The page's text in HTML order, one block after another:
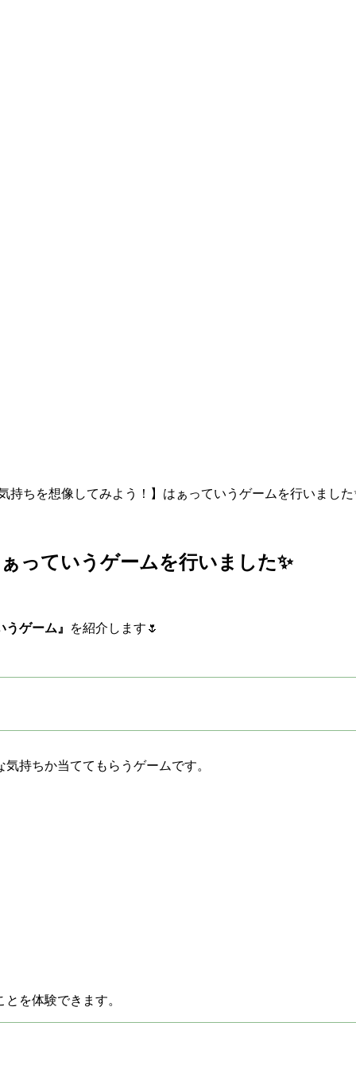
持ちを想像してみよう！】はぁっていうゲームを行いました
っていうゲームを行いました✨️
ゲーム』 を紹介します🌷
持ちか当ててもらうゲームです。
を体験できます。